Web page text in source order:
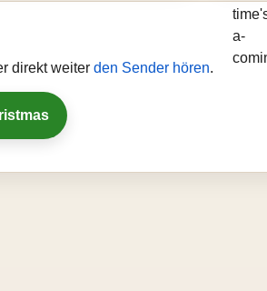
direkt weiter den Sender hören.